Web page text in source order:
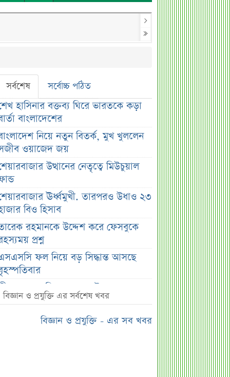
সর্বশেষ সর্বোচ্চ পঠিত
হাসিনার বক্তব্য ঘিরে ভারতকে কড়া
বাংলাদেশের
নিয়ে নতুন বিতর্ক, মুখ খুললেন
ওয়াজেদ জয়
উত্থানের নেতৃত্বে মিউচুয়াল
ঊর্ধ্বমুখী. তারপরও উধাও ২৩
বিও হিসাব
রহমানকে উদ্দেশ করে ফেসবুকে
প্রশ্ন
ফল নিয়ে বড় সিদ্ধান্ত আসছে
কীভাবে জন্ম নিল ‘৩৬ জুলাই’?
পোস্টেই চমকে দিলেন ময়ূখ রঞ্জন ঘোষ
‘ভুয়া’ স্লোগানের জবাবে যা বললেন রাশেদ
বিজ্ঞান ও প্রযুক্তি এর সর্বশেষ খবর
বিজ্ঞান ও প্রযুক্তি - এর সব খবর